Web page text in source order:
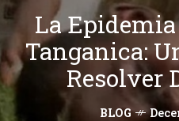
La
Tanganica:
Resolver
BLOG